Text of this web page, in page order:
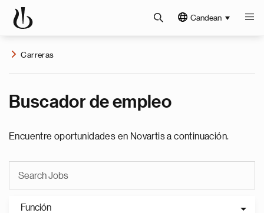
Candean
Carreras
Buscador de empleo
Encuentre oportunidades en Novartis a continuación.
Función